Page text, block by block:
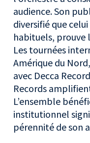
audience. Son
diversifié que
habituels, prouve
Les tournées
Amérique du
avec Decca
Records
L’ensemble
institutionnel
pérennité de son